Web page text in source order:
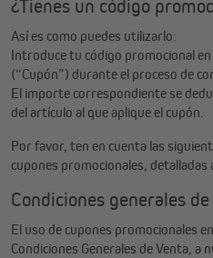
¿Tienes un código
Así es como puedes utilizarlo:
Introduce tu código promocional
(“Cupón”) durante el proceso de
El importe correspondiente se
del artículo al que aplique el cupón.
Por favor, ten en cuenta las
cupones promocionales, detalladas
Condiciones generales
El uso de cupones promocionales
Condiciones Generales de Venta, a